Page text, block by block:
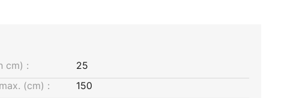
cm) :
25
(cm) :
150